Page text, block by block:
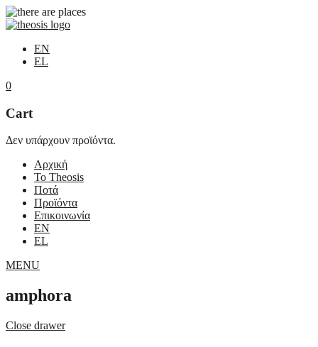
EN
EL
0
Cart
Δεν υπάρχουν προϊόντα.
Αρχική
Το Theosis
Ποτά
Προϊόντα
Επικοινωνία
EN
EL
MENU
amphora
Close drawer